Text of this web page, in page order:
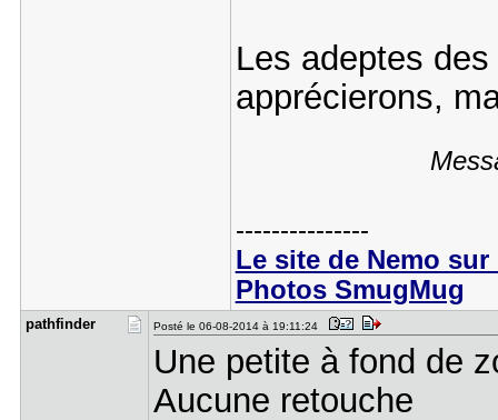
Les adeptes
apprécierons,
---------------
Le site de Nemo sur
Photos SmugMug
pathfinder Posté le 06-08-2014 à 19:11:24
Une petite à fond de
Aucune retouche